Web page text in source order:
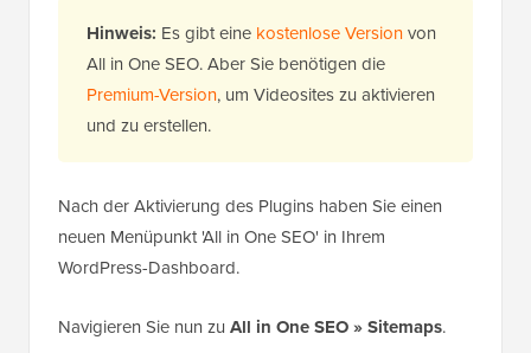
Hinweis: Es gibt eine kostenlose Versionvon
All in One SEO. Aber Sie benötigen die
Premium-Version, um Videosites zu aktivieren
und zu erstellen.
Nach der Aktivierung des Plugins haben Sie einen
neuen Menüpunkt 'All in One SEO' in Ihrem
WordPress-Dashboard.
Navigieren Sie nun zu All in One SEO » Sitemaps.